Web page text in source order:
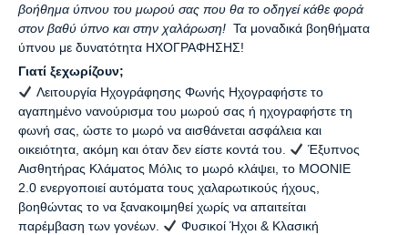
βοήθημα ύπνου του μωρού σας που θα το οδηγεί κάθε φορά
στον βαθύ ύπνο και στην χαλάρωση! Τα μοναδικά βοηθήματα
ύπνου με δυνατότητα ΗΧΟΓΡΑΦΗΣΗΣ!
Γιατί ξεχωρίζουν;
Λειτουργία Ηχογράφησης Φωνής Ηχογραφήστε το
αγαπημένο νανούρισμα του μωρού σας ή ηχογραφήστε τη
φωνή σας, ώστε το μωρό να αισθάνεται ασφάλεια και
οικειότητα, ακόμη και όταν δεν είστε κοντά του.
Έξυπνος
Αισθητήρας Κλάματος Μόλις το μωρό κλάψει, το MOONIE
2.0 ενεργοποιεί αυτόματα τους χαλαρωτικούς ήχους,
βοηθώντας το να ξανακοιμηθεί χωρίς να απαιτείται
παρέμβαση των γονέων.
Φυσικοί Ήχοι & Κλασική